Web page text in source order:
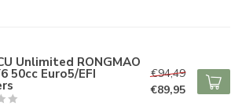
Unlimited RONGMAO
50cc Euro5/EFI
€94,49
€89,95